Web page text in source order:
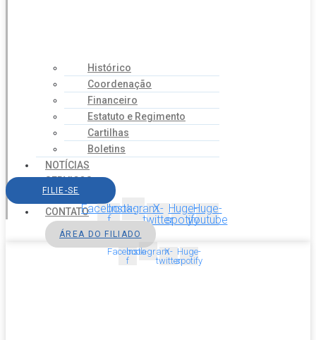
Histórico
Coordenação
Financeiro
Estatuto e Regimento
Cartilhas
Boletins
NOTÍCIAS
SERVIÇOS
AGENDA
CONTATO
FILIE-SE
Facebook-
f
InstagramX-
twitter
Huge-
spotify
Huge-
youtube
ÁREA DO FILIADO
Facebook-
f
InstagramX-
twitter
Huge-
spotify